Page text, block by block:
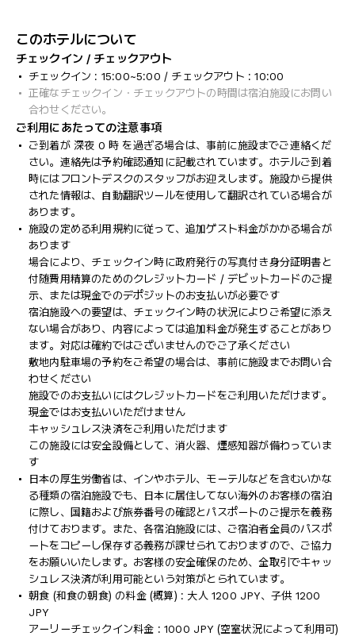
このホテルについて
チェックイン / チェックアウト
チェックイン : 15:00~5:00 / チェックアウト : 10:00
正確なチェックイン・チェックアウトの時間は宿泊施設にお問い
合わせください。
ご利用にあたっての注意事項
ご到着が 深夜 0 時 を過ぎる場合は、事前に施設までご連絡くだ
さい。連絡先は予約確認通知に記載されています。ホテルご到着
時にはフロントデスクのスタッフがお迎えします。施設から提供
された情報は、自動翻訳ツールを使用して翻訳されている場合が
あります。
施設の定める利用規約に従って、追加ゲスト料金がかかる場合が
あります
場合により、チェックイン時に政府発行の写真付き身分証明書と
付随費用精算のためのクレジットカード / デビットカードのご提
示、または現金でのデポジットのお支払いが必要です
宿泊施設への要望は、チェックイン時の状況によりご希望に添え
ない場合があり、内容によっては追加料金が発生することがあり
ます。対応は確約ではございませんのでご了承ください
敷地内駐車場の予約をご希望の場合は、事前に施設までお問い合
わせください
施設でのお支払いにはクレジットカードをご利用いただけます。
現金ではお支払いいただけません
キャッシュレス決済をご利用いただけます
この施設には安全設備として、消火器、煙感知器が備わっていま
す
日本の厚生労働省は、インやホテル、モーテルなどを含むいかな
る種類の宿泊施設でも、日本に​居住してない海外のお客様の宿泊
に際し、国籍および旅券番号の確認とパスポートのご提示を義務
付け​ております。また、各宿泊施設には、ご宿泊者全員のパスポ
ートをコピーし保存する義務が課せられておりますの​で、ご協力
をお願いいたします。お客様の安全確保のため、全取引でキャッ
シュレス決済が利用可能という対策がとられています。
朝食 (和食の朝食) の料金 (概算) : 大人 1200 JPY、子供 1200
JPY
アーリーチェックイン料金 : 1000 JPY (空室状況によって利用可)